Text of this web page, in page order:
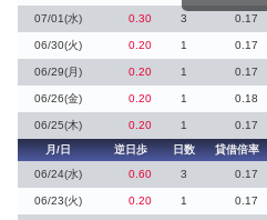
07/01(水) 0.30 3 0.17
06/30(火) 0.20 1 0.17
06/29(月) 0.20 1 0.17
06/26(金) 0.20 1 0.18
06/25(木) 0.20 1 0.17
月/日
逆日歩 日数 貸借倍率
06/24(水)
0.60 3 0.17
06/23(火) 0.20 1 0.17